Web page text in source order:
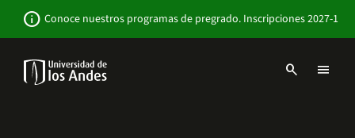
contenido
info Conoce nuestros programas de pregrado. Inscripciones 2027-1
search menu